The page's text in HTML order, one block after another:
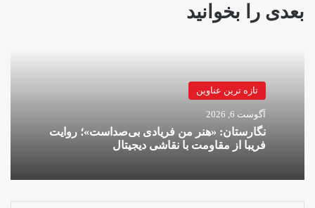
بعدی را بخوانید
تازه ترین عناوین
آگوست 6, 2026
نگارستان: «هنر من فریادی بی‌صداست»؛ روایت
فریبا از مقاومت با نقاشی دیجیتال